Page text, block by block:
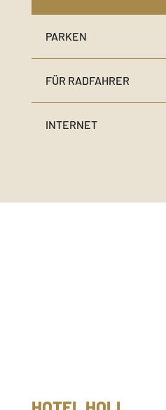
PARKEN
FÜR RADFAHRER
INTERNET